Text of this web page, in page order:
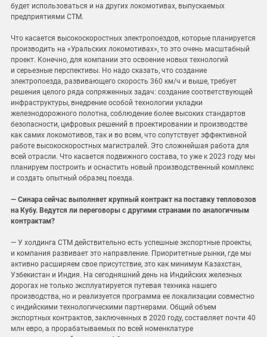
будет использоваться и на других локомотивах, выпускаемых
предприятиями СТМ.
Что касается высокоскоростных электропоездов, которые планируется
производить на «Уральских локомотивах», то это очень масштабный
проект. Конечно, для компании это освоение новых технологий
и серьезные перспективы. Но надо сказать, что создание
электропоезда, развивающего скорость 360 км/ч и выше, требует
решения целого ряда сопряженных задач: создание соответствующей
инфраструктуры, внедрение особой технологии укладки
железнодорожного полотна, соблюдение более высоких стандартов
безопасности, цифровых решений в проектировании и производстве
как самих локомотивов, так и во всем, что сопутствует эффективной
работе высокоскоростных магистралей. Это сложнейшая работа для
всей отрасли. Что касается подвижного состава, то уже к 2023 году мы
планируем построить и оснастить новый производственный комплекс
и создать опытный образец поезда.
— Синара сейчас выполняет крупный контракт на поставку тепловозов
на Кубу. Ведутся ли переговоры с другими странами по аналогичным
контрактам?
— У холдинга СТМ действительно есть успешные экспортные проекты,
и компания развивает это направление. Приоритетные рынки, где мы
активно расширяем свое присутствие, это как минимум Казахстан,
Узбекистан и Индия. На сегодняшний день на Индийских железных
дорогах не только эксплуатируется путевая техника нашего
производства, но и реализуется программа ее локализации совместно
с индийскими технологическими партнерами. Общий объем
экспортных контрактов, заключенных в 2020 году, составляет почти 40
млн евро, а прорабатываемых по всей номенклатуре